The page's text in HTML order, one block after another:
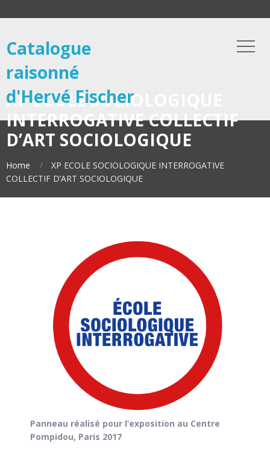
Catalogue
raisonné
d'Hervé Fischer
XP ECOLE SOCIOLOGIQUE
INTERROGATIVE COLLECTIF
D’ART SOCIOLOGIQUE
Home
XP ECOLE SOCIOLOGIQUE INTERROGATIVE
COLLECTIF D’ART SOCIOLOGIQUE
Panneau réalisé pour l’exposition au Centre
Pompidou, Paris 2017